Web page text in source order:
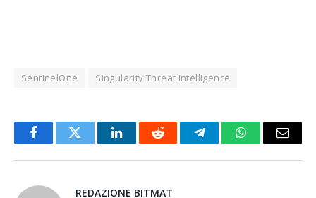
SentinelOne Singularity Threat Intelligence
FacebookTwitter LinkedInReddit TelegramWhatsAppEmail
REDAZIONE BITMAT